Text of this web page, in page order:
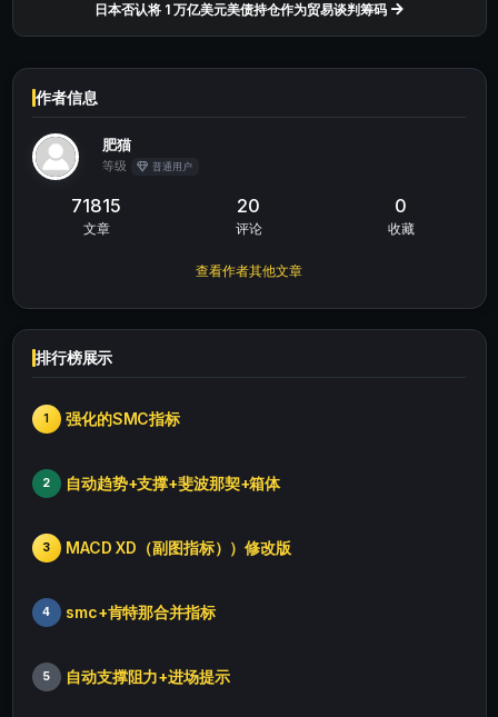
日本否认将 1 万亿美元美债持仓作为贸易谈判筹码
作者信息
肥猫
等级 普通用户
71815
文章
20
评论
0
收藏
查看作者其他文章
排行榜展示
1 强化的SMC指标
2 自动趋势+支撑+斐波那契+箱体
3 MACD XD（副图指标））修改版
4 smc+肯特那合并指标
5 自动支撑阻力+进场提示